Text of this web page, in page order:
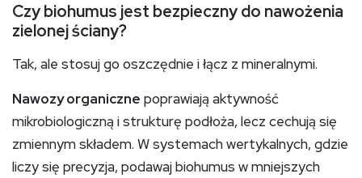
Czy biohumus jest bezpieczny do nawożenia
zielonej ściany?
Tak, ale stosuj go oszczędnie i łącz z mineralnymi.
Nawozy organiczne poprawiają aktywność
mikrobiologiczną i strukturę podłoża, lecz cechują się
zmiennym składem. W systemach wertykalnych, gdzie
liczy się precyzja, podawaj biohumus w mniejszych